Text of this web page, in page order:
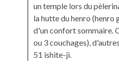
un temple lors du
la hutte duhenro (henro
d'un confort sommaire.
ou 3 couchages),
51 ishite-ji.